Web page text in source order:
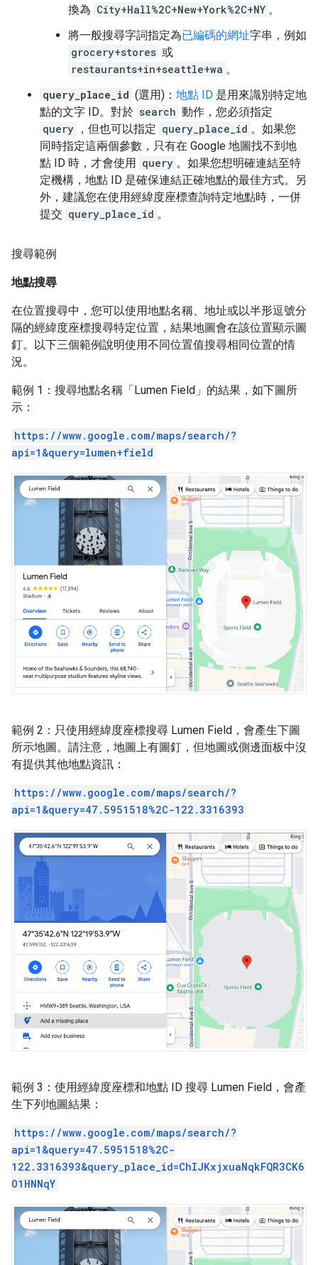
換為 City+Hall%2C+New+York%2C+NY 。
將一般搜尋字詞指定為已編碼的網址字串，例如
grocery+stores 或
restaurants+in+seattle+wa 。
query_place_id (選用)： 地點 ID 是用來識別特定地
點的文字 ID。對於 search 動作，您必須指定
query ，但也可以指定 query_place_id 。如果您
同時指定這兩個參數，只有在 Google 地圖找不到地
點 ID 時，才會使用 query 。如果您想明確連結至特
定機構，地點 ID 是確保連結正確地點的最佳方式。另
外，建議您在使用經緯度座標查詢特定地點時，一併
提交 query_place_id 。
搜尋範例
地點搜尋
在位置搜尋中，您可以使用地點名稱、地址或以半形逗號分
隔的經緯度座標搜尋特定位置，結果地圖會在該位置顯示圖
釘。以下三個範例說明使用不同位置值搜尋相同位置的情
況。
範例 1：搜尋地點名稱「Lumen Field」的結果，如下圖所
示：
https://www.google.com/maps/search/?
api=1&query=lumen+field
範例 2：只使用經緯度座標搜尋 Lumen Field，會產生下圖
所示地圖。請注意，地圖上有圖釘，但地圖或側邊面板中沒
有提供其他地點資訊：
https://www.google.com/maps/search/?
api=1&query=47.5951518%2C-122.3316393
範例 3：使用經緯度座標和地點 ID 搜尋 Lumen Field，會產
生下列地圖結果：
https://www.google.com/maps/search/?
api=1&query=47.5951518%2C-
122.3316393&query_place_id=ChIJKxjxuaNqkFQR3CK6
O1HNNqY